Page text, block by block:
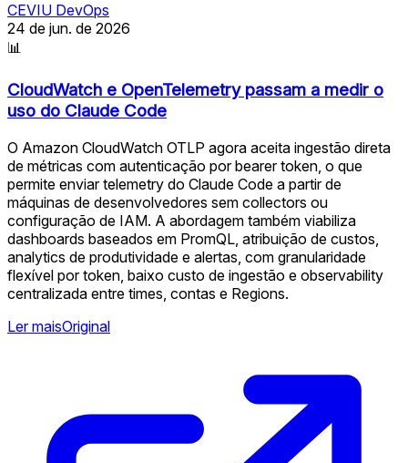
CEVIU DevOps
24 de jun. de 2026
📊
CloudWatch e OpenTelemetry passam a medir o
uso do Claude Code
O Amazon CloudWatch OTLP agora aceita ingestão direta
de métricas com autenticação por bearer token, o que
permite enviar telemetry do Claude Code a partir de
máquinas de desenvolvedores sem collectors ou
configuração de IAM. A abordagem também viabiliza
dashboards baseados em PromQL, atribuição de custos,
analytics de produtividade e alertas, com granularidade
flexível por token, baixo custo de ingestão e observability
centralizada entre times, contas e Regions.
Ler maisOriginal